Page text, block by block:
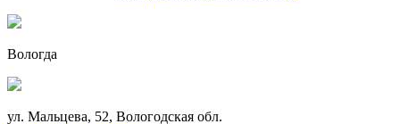
Вологда
ул. Мальцева, 52, Вологодская обл.